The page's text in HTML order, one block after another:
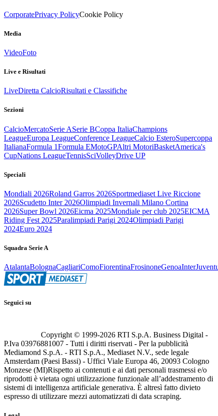
CorporatePrivacy PolicyCookie Policy
Media
VideoFoto
Live e Risultati
LiveDiretta CalcioRisultati e Classifiche
Sezioni
CalcioMercatoSerie ASerie BCoppa ItaliaChampions
LeagueEuropa LeagueConference LeagueCalcio EsteroSupercoppa
ItalianaFormula 1Formula EMotoGPAltri MotoriBasketAmerica's
CupNations LeagueTennisSciVolleyDrive UP
Speciali
Mondiali 2026Roland Garros 2026Sportmediaset Live Riccione
2026Scudetto Inter 2026Olimpiadi Invernali Milano Cortina
2026Super Bowl 2026Eicma 2025Mondiale per club 2025EICMA
Riding Fest 2025Paralimpiadi Parigi 2024Olimpiadi Parigi
2024Euro 2024
Squadra Serie A
AtalantaBolognaCagliariComoFiorentinaFrosinoneGenoaInter
Seguici su
Copyright © 1999-2026 RTI S.p.A. Business Digital -
P.Iva 03976881007 - Tutti i diritti riservati - Per la pubblicità
Mediamond S.p.A. - RTI S.p.A., Mediaset N.V., sede legale
Amsterdam (Paesi Bassi) - Uffici Viale Europa 46, 20093 Cologno
Monzese (MI)Rispetto ai contenuti e ai dati personali trasmessi e/o
riprodotti è vietata ogni utilizzazione funzionale all’addestramento di
sistemi di intelligenza artificiale generativa. È altresì fatto divieto
espresso di utilizzare mezzi automatizzati di data scraping.